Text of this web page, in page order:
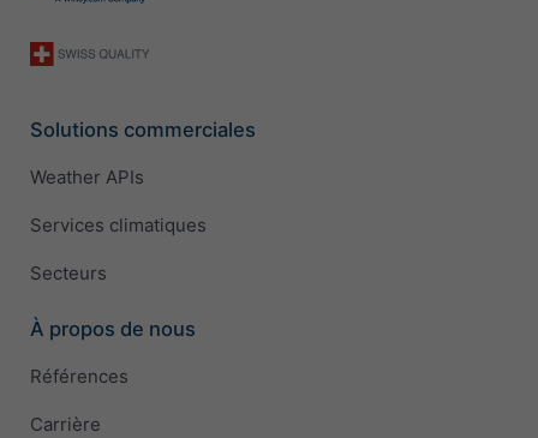
Solutions commerciales
Weather APIs
Services climatiques
Secteurs
À propos de nous
Références
Carrière